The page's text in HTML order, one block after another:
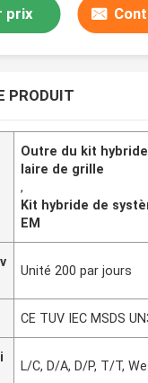
prix
PRODUIT
Outre du kit
laire de grille
,
Kit hybride de
EM
Unité 200 par jours
CE TUV IEC MSDS
L/C, D/A, D/P, T/T,